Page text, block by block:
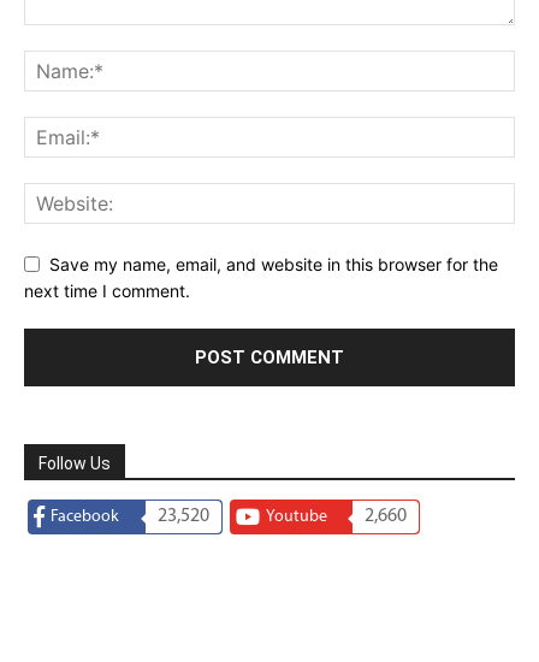
Save my name, email, and website in this browser for the
next time I comment.
Follow Us
Facebook 23,520 Youtube 2,660